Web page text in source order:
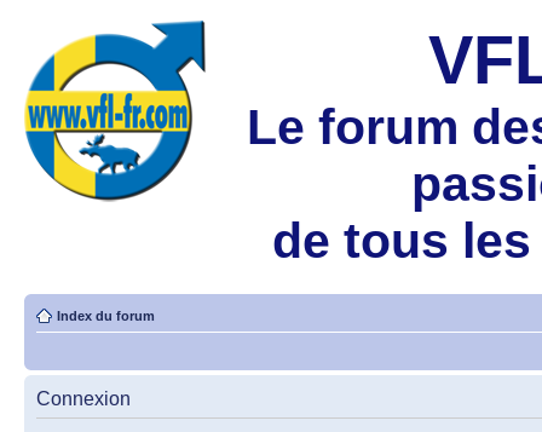
Le forum
de tous
Index du forum
Connexion